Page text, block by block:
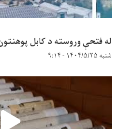
له فتحې وروسته د کابل
شنبه ۱۴۰۴/۵/۲۵ - ۹:۱۴